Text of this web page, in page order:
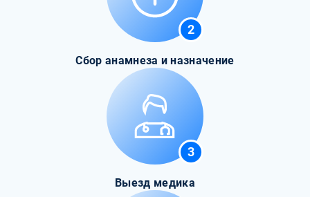
2
Сбор анамнеза и назначение
3
Выезд медика